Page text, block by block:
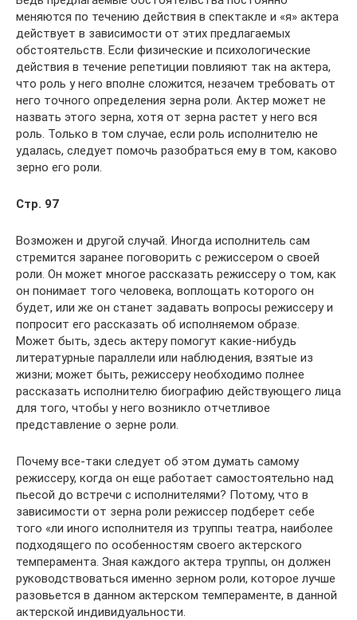
меняются по течению действия в спектакле и «я» актера
действует в зави­симости от этих предлагаемых
обстоятельств. Если физи­ческие и психологические
действия в течение репетиции повлияют так на актера,
что роль у него вполне сложится, незачем требовать от
него точного определения зерна роли. Актер может не
назвать этого зерна, хотя от зерна растет у него вся
роль. Только в том случае, если роль исполнителю не
удалась, следует помочь разобраться ему в том, каково
зерно его роли.
Стр. 97
Возможен и другой случай. Иногда исполнитель сам
стре­мится заранее поговорить с режиссером о своей
роли. Он мо­жет многое рассказать режиссеру о том, как
он понимает того человека, воплощать которого он
будет, или же он ста­нет задавать вопросы режиссеру и
попросит его рассказать об исполняемом образе.
Может быть, здесь актеру помогут какие-нибудь
литературные параллели или наблюдения, взя­тые из
жизни; может быть, режиссеру необходимо полнее
рассказать исполнителю биографию действующего лица
для того, чтобы у него возникло отчетливое
представление о зерне роли.
Почему все-таки следует об этом думать самому
режиссе­ру, когда он еще работает самостоятельно над
пьесой до встречи с исполнителями? Потому, что в
зависимости от зер­на роли режиссер подберет себе
того «ли иного исполните­ля из труппы театра, наиболее
подходящего по особенностям своего актерского
темперамента. Зная каждого актера труп­пы, он должен
руководствоваться именно зерном роли, кото­рое лучше
разовьется в данном актерском темпераменте, в данной
актерской индивидуальности.